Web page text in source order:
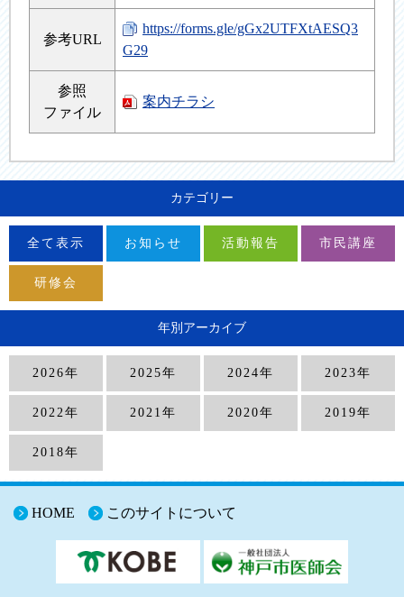
参考URL
https://forms.gle/gGx2UTFXtAESQ3
G29
参照
ファイル
案内チラシ
カテゴリー
全て表示 お知らせ 活動報告 市民講座
研修会
年別アーカイブ
2026年 2025年 2024年 2023年
2022年 2021年 2020年 2019年
2018年
HOME このサイトについて